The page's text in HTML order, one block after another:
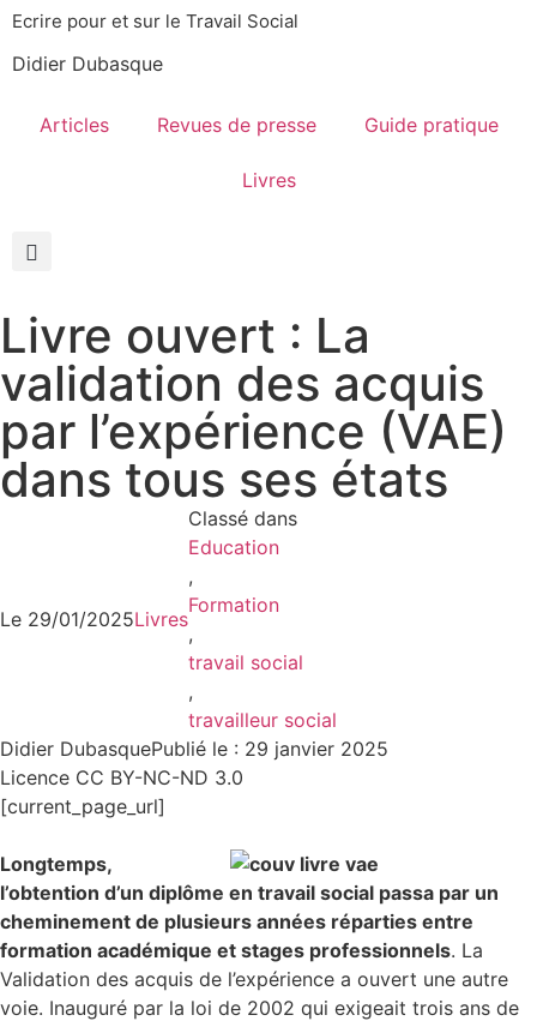
Ecrire pour et sur le Travail Social
Didier Dubasque
Articles Revues de presse Guide pratique
Livres
Livre ouvert : La
validation des acquis
par l’expérience (VAE)
dans tous ses états
Le 29/01/2025Livres
Classé dans
Education
,
Formation
,
travail social
,
travailleur social
Didier DubasquePublié le : 29 janvier 2025
Licence CC BY-NC-ND 3.0
[current_page_url]
Longtemps,
l’obtention d’un diplôme en travail social passa par un
cheminement de plusieurs années réparties entre
formation académique et stages professionnels. La
Validation des acquis de l’expérience a ouvert une autre
voie. Inauguré par la loi de 2002 qui exigeait trois ans de